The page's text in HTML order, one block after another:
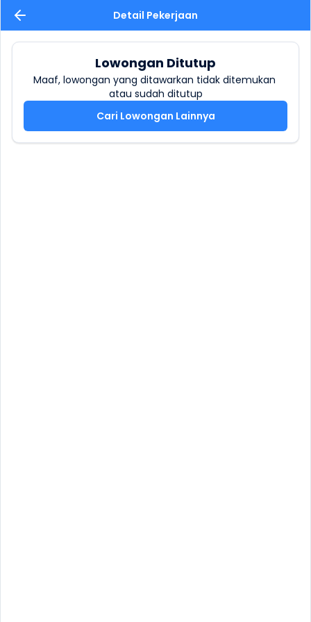
Detail Pekerjaan
Lowongan Ditutup
Maaf, lowongan yang ditawarkan tidak ditemukan
atau sudah ditutup
Cari Lowongan Lainnya